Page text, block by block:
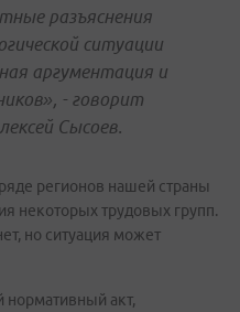
разъяснения
ситуации
аргументация и
- говорит
Сысоев.
регионов нашей страны
некоторых трудовых групп.
но ситуация может
нормативный акт,